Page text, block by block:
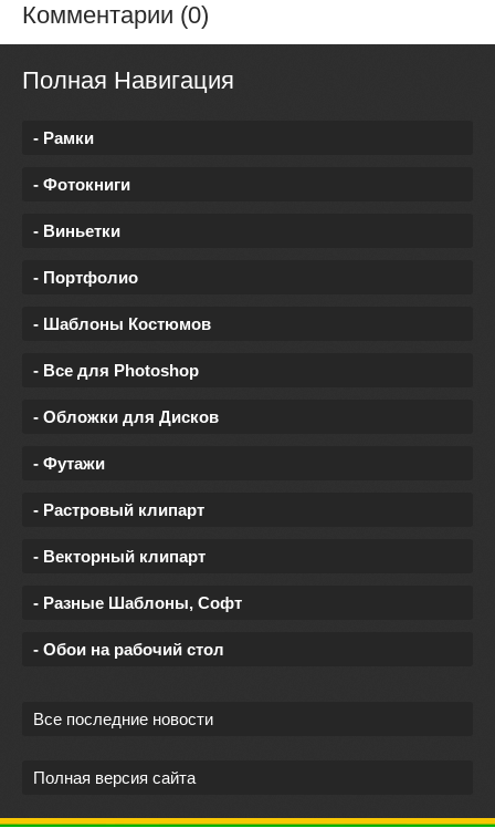
Комментарии (0)
Полная Навигация
- Рамки
- Фотокниги
- Виньетки
- Портфолио
- Шаблоны Костюмов
- Все для Photoshop
- Обложки для Дисков
- Футажи
- Растровый клипарт
- Векторный клипарт
- Разные Шаблоны, Софт
- Обои на рабочий стол
Все последние новости
Полная версия сайта